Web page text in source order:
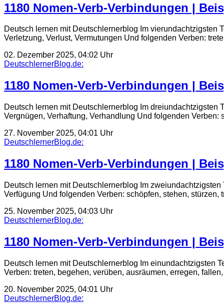
1180 Nomen-Verb-Verbindungen |
Deutsch lernen mit Deutschlernerblog Im vierundachtzigsten
Verletzung, Verlust, Vermutungen Und folgenden Verben:
02. Dezember 2025, 04:02 Uhr
DeutschlernerBlog.de:
1180 Nomen-Verb-Verbindungen |
Deutsch lernen mit Deutschlernerblog Im dreiundachtzigsten
Vergnügen, Verhaftung, Verhandlung Und folgenden
27. November 2025, 04:01 Uhr
DeutschlernerBlog.de:
1180 Nomen-Verb-Verbindungen |
Deutsch lernen mit Deutschlernerblog Im
Verfügung Und folgenden Verben: schöpfen, stehen,
25. November 2025, 04:03 Uhr
DeutschlernerBlog.de:
1180 Nomen-Verb-Verbindungen |
Deutsch lernen mit Deutschlernerblog Im einundachtzigsten
Verben: treten, begehen, verüben, ausräumen, erregen,
20. November 2025, 04:01 Uhr
DeutschlernerBlog.de: